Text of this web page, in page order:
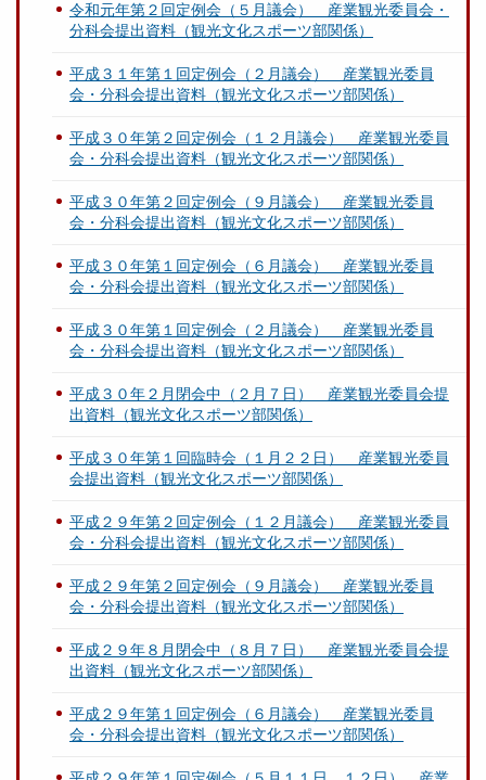
令和元年第２回定例会（５月議会） 産業観光委員会・
分科会提出資料（観光文化スポーツ部関係）
平成３１年第１回定例会（２月議会） 産業観光委員
会・分科会提出資料（観光文化スポーツ部関係）
平成３０年第２回定例会（１２月議会） 産業観光委員
会・分科会提出資料（観光文化スポーツ部関係）
平成３０年第２回定例会（９月議会） 産業観光委員
会・分科会提出資料（観光文化スポーツ部関係）
平成３０年第１回定例会（６月議会） 産業観光委員
会・分科会提出資料（観光文化スポーツ部関係）
平成３０年第１回定例会（２月議会） 産業観光委員
会・分科会提出資料（観光文化スポーツ部関係）
平成３０年２月閉会中（２月７日） 産業観光委員会提
出資料（観光文化スポーツ部関係）
平成３０年第１回臨時会（１月２２日） 産業観光委員
会提出資料（観光文化スポーツ部関係）
平成２９年第２回定例会（１２月議会） 産業観光委員
会・分科会提出資料（観光文化スポーツ部関係）
平成２９年第２回定例会（９月議会） 産業観光委員
会・分科会提出資料（観光文化スポーツ部関係）
平成２９年８月閉会中（８月７日） 産業観光委員会提
出資料（観光文化スポーツ部関係）
平成２９年第１回定例会（６月議会） 産業観光委員
会・分科会提出資料（観光文化スポーツ部関係）